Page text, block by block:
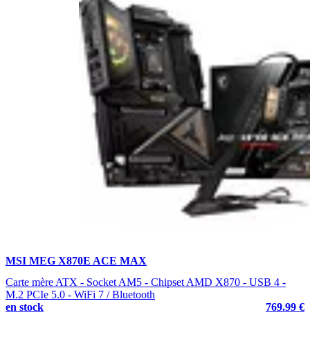
MSI MEG X870E ACE MAX
Carte mère ATX - Socket AM5 - Chipset AMD X870 - USB 4 -
M.2 PCIe 5.0 - WiFi 7 / Bluetooth
en stock
769.99 €